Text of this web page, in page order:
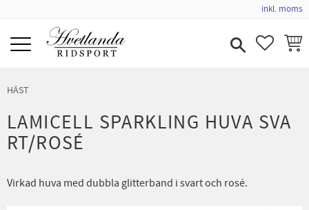
inkl. moms
HÄST
LAMICELL SPARKLING HUVA SVA
RT/ROSÉ
Virkad huva med dubbla glitterband i svart och rosé.